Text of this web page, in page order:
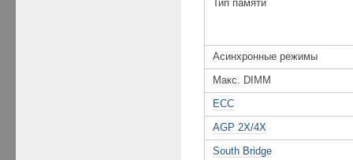
Тип памяти
Асинхронные режимы
Maкс. DIMM
ECC
AGP 2X/4X
South Bridge